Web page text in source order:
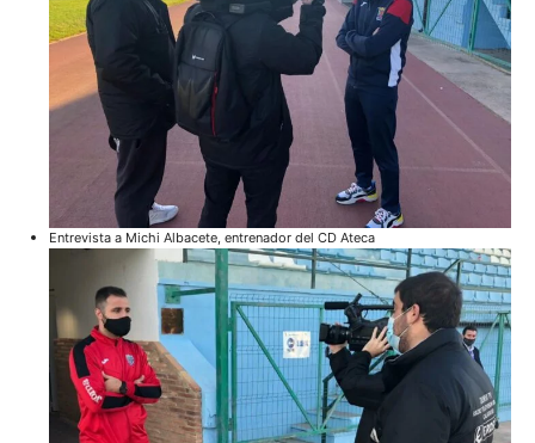
Entrevista a Michi Albacete, entrenador del CD Ateca